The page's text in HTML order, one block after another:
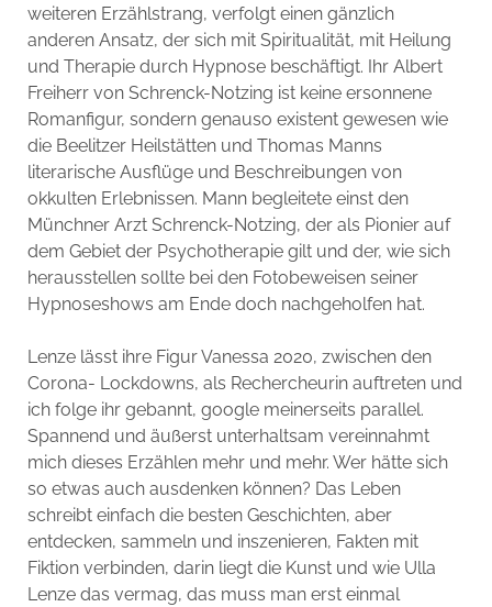
weiteren Erzählstrang, verfolgt einen gänzlich
anderen Ansatz, der sich mit Spiritualität, mit Heilung
und Therapie durch Hypnose beschäftigt. Ihr Albert
Freiherr von Schrenck-Notzing ist keine ersonnene
Romanfigur, sondern genauso existent gewesen wie
die Beelitzer Heilstätten und Thomas Manns
literarische Ausflüge und Beschreibungen von
okkulten Erlebnissen. Mann begleitete einst den
Münchner Arzt Schrenck-Notzing, der als Pionier auf
dem Gebiet der Psychotherapie gilt und der, wie sich
herausstellen sollte bei den Fotobeweisen seiner
Hypnoseshows am Ende doch nachgeholfen hat.
Lenze lässt ihre Figur Vanessa 2020, zwischen den
Corona- Lockdowns, als Rechercheurin auftreten und
ich folge ihr gebannt, google meinerseits parallel.
Spannend und äußerst unterhaltsam vereinnahmt
mich dieses Erzählen mehr und mehr. Wer hätte sich
so etwas auch ausdenken können? Das Leben
schreibt einfach die besten Geschichten, aber
entdecken, sammeln und inszenieren, Fakten mit
Fiktion verbinden, darin liegt die Kunst und wie Ulla
Lenze das vermag, das muss man erst einmal